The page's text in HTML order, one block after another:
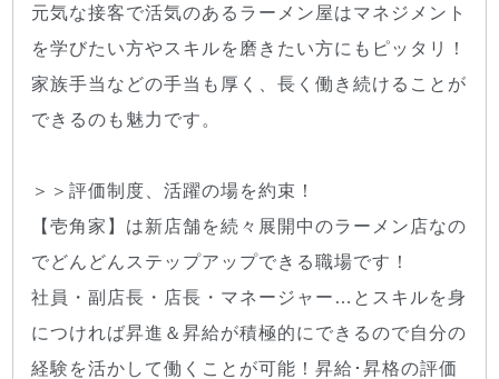
元気な接客で活気のあるラーメン屋はマネジメント
を学びたい方やスキルを磨きたい方にもピッタリ！
家族手当などの手当も厚く、長く働き続けることが
できるのも魅力です。
＞＞評価制度、活躍の場を約束！
【壱角家】は新店舗を続々展開中のラーメン店なの
でどんどんステップアップできる職場です！
社員・副店長・店長・マネージャー…とスキルを身
につければ昇進＆昇給が積極的にできるので自分の
経験を活かして働くことが可能！昇給･昇格の評価